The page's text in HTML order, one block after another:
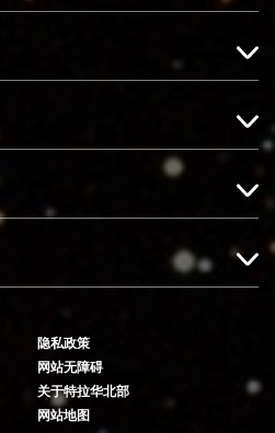
a
上
我
我
T
隐私政策
网站无障碍
关于特拉华北部
网站地图